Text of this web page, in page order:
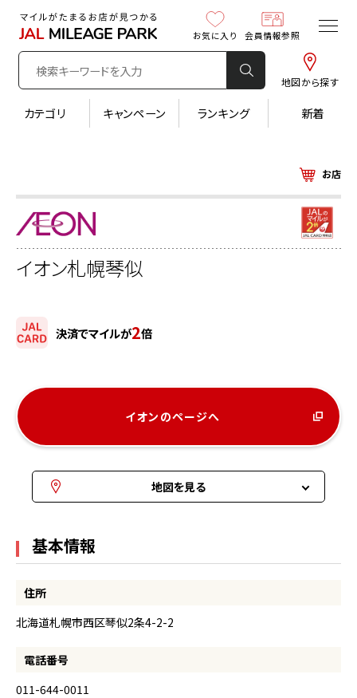
地図から探す
お気に入り 会員情報参照
カテゴリ キャンペーン ランキング 新着
お店
イオン札幌琴似
決済でマイルが2倍
イオンのページへ
地図を見る
基本情報
住所
北海道札幌市西区琴似2条4-2-2
電話番号
011-644-0011